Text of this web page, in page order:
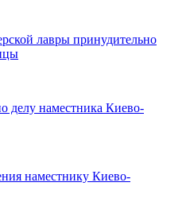
лавры принудительно
делу наместника Киево-
наместнику Киево-